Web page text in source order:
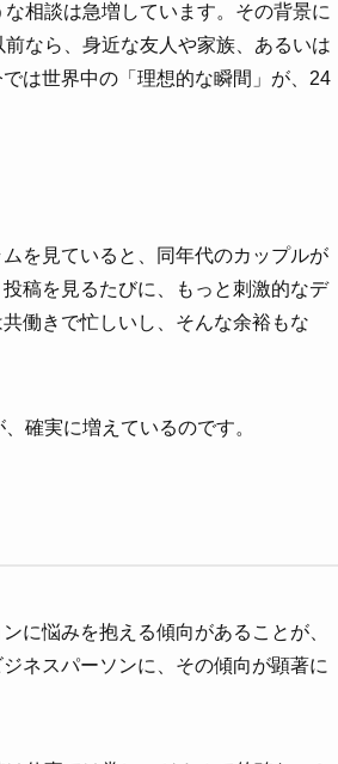
相談は急増しています。その背景に
なら、身近な友人や家族、あるいは
は世界中の「理想的な瞬間」が、24
を見ていると、同年代のカップルが
稿を見るたびに、もっと刺激的なデ
働きで忙しいし、そんな余裕もな
確実に増えているのです。
に悩みを抱える傾向があることが、
ネスパーソンに、その傾向が顕著に